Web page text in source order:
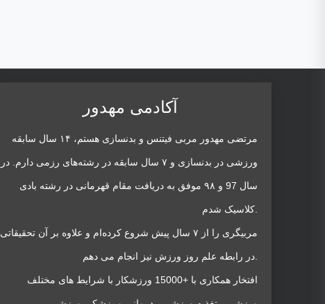
آکادمی مهدور
مرتضی مهدور مربی فیتنس و بدنسازی هستم، ۱۴ سال سابقه
ورزشی در بدنسازی و ۷ سال سابقه در رشته‌های رزمی دارم. در
سال 97 و ۹۸ موفق به دریافت مقام قهرمانی در رشته بادی
مربیگری را از ۷ سال پیش شروع کرده‌ام و علاوه بر آن تحقیقاتی
افتخار همکاری با +15000 ورزشکار با شرایط های مختلف